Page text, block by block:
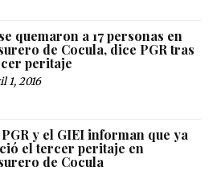
quemaron a 17 personas en
de Cocula, dice PGR tras
peritaje
1, 2016
y el GIEI informan que ya
el tercer peritaje en
de Cocula